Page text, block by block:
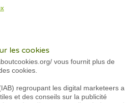
les cookies
vous fournit plus de
cookies.
regroupant les digital marketeers a
et des conseils sur la publicité